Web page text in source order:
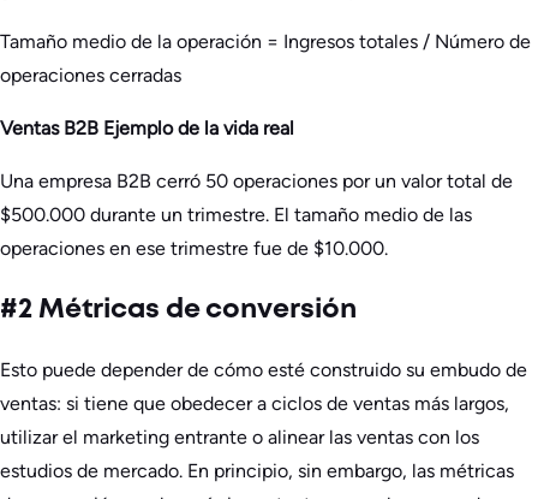
Tamaño medio de la operación = Ingresos totales / Número de
operaciones cerradas
Ventas B2B Ejemplo de la vida real
Una empresa B2B cerró 50 operaciones por un valor total de
$500.000 durante un trimestre. El tamaño medio de las
operaciones en ese trimestre fue de $10.000.
#2 Métricas de conversión
Esto puede depender de cómo esté construido su embudo de
ventas: si tiene que obedecer a ciclos de ventas más largos,
utilizar el marketing entrante o alinear las ventas con los
estudios de mercado. En principio, sin embargo, las métricas